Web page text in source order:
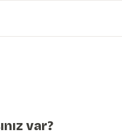
var?